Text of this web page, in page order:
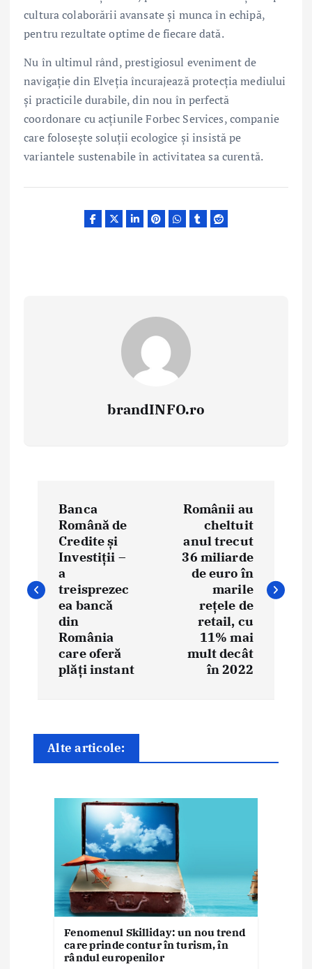
cultura colaborării avansate și munca în echipă,
pentru rezultate optime de fiecare dată.
Nu în ultimul rând, prestigiosul eveniment de
navigație din Elveția încurajează protecția mediului
și practicile durabile, din nou în perfectă
coordonare cu acțiunile Forbec Services, companie
care folosește soluții ecologice și insistă pe
variantele sustenabile în activitatea sa curentă.
brandINFO.ro
i
g
a
Banca
Română de
Credite și
Investiții –
a
treisprezec
ea bancă
din
România
care oferă
plăți instant
Românii au
cheltuit
anul trecut
36 miliarde
de euro în
marile
rețele de
retail, cu
11% mai
mult decât
în 2022
Alte articole:
Fenomenul Skilliday: un nou trend
care prinde contur în turism, în
rândul europenilor